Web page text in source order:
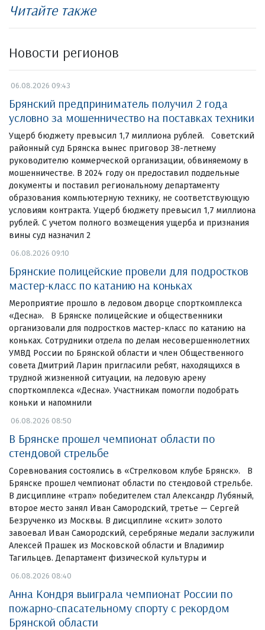
Читайте также
Новости регионов
06.08.2026 09:43
Брянский предприниматель получил 2 года
условно за мошенничество на поставках техники
Ущерб бюджету превысил 1,7 миллиона рублей. Советский
районный суд Брянска вынес приговор 38-летнему
руководителю коммерческой организации, обвиняемому в
мошенничестве. В 2024 году он предоставил поддельные
документы и поставил региональному департаменту
образования компьютерную технику, не соответствующую
условиям контракта. Ущерб бюджету превысил 1,7 миллиона
рублей. С учетом полного возмещения ущерба и признания
вины суд назначил 2
06.08.2026 09:10
Брянские полицейские провели для подростков
мастер-класс по катанию на коньках
Мероприятие прошло в ледовом дворце спорткомплекса
«Десна». В Брянске полицейские и общественники
организовали для подростков мастер-класс по катанию на
коньках. Сотрудники отдела по делам несовершеннолетних
УМВД России по Брянской области и член Общественного
совета Дмитрий Ларин пригласили ребят, находящихся в
трудной жизненной ситуации, на ледовую арену
спорткомплекса «Десна». Участникам помогли подобрать
коньки и напомнили
06.08.2026 08:50
В Брянске прошел чемпионат области по
стендовой стрельбе
Соревнования состоялись в «Стрелковом клубе Брянск». В
Брянске прошел чемпионат области по стендовой стрельбе.
В дисциплине «трап» победителем стал Александр Лубяный,
второе место занял Иван Самородский, третье — Сергей
Безрученко из Москвы. В дисциплине «скит» золото
завоевал Иван Самородский, серебряные медали заслужили
Алексей Прашек из Московской области и Владимир
Тагильцев. Департамент физической культуры и
06.08.2026 08:40
Анна Кондря выиграла чемпионат России по
пожарно-спасательному спорту с рекордом
Брянской области